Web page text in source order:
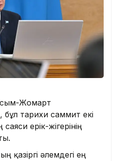
Жомарт
тарихи саммит екі
ерік-жігерінің
қазіргі әлемдегі ең